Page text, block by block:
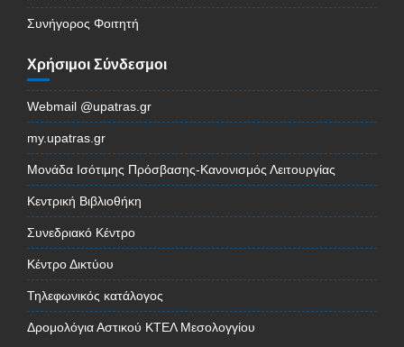
Συνήγορος Φοιτητή
Χρήσιμοι Σύνδεσμοι
Webmail @upatras.gr
my.upatras.gr
Μονάδα Ισότιμης Πρόσβασης-Κανονισμός Λειτουργίας
Κεντρική Βιβλιοθήκη
Συνεδριακό Κέντρο
Κέντρο Δικτύου
Τηλεφωνικός κατάλογος
Δρομολόγια Αστικού ΚΤΕΛ Μεσολογγίου